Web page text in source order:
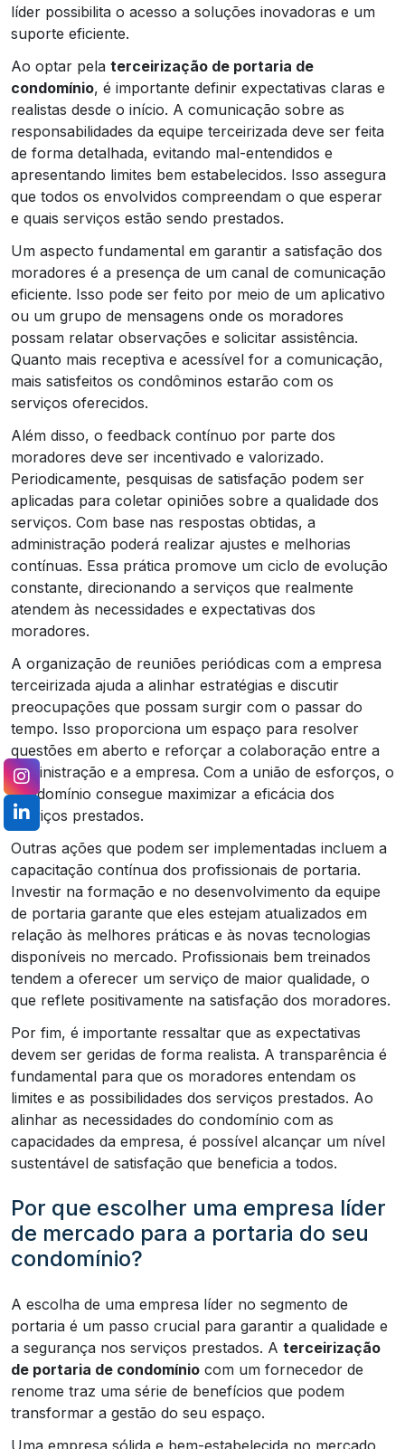
líder possibilita o acesso a soluções inovadoras e um
suporte eficiente.
Ao optar pela terceirização de portaria de
condomínio, é importante definir expectativas claras e
realistas desde o início. A comunicação sobre as
responsabilidades da equipe terceirizada deve ser feita
de forma detalhada, evitando mal-entendidos e
apresentando limites bem estabelecidos. Isso assegura
que todos os envolvidos compreendam o que esperar
e quais serviços estão sendo prestados.
Um aspecto fundamental em garantir a satisfação dos
moradores é a presença de um canal de comunicação
eficiente. Isso pode ser feito por meio de um aplicativo
ou um grupo de mensagens onde os moradores
possam relatar observações e solicitar assistência.
Quanto mais receptiva e acessível for a comunicação,
mais satisfeitos os condôminos estarão com os
serviços oferecidos.
Além disso, o feedback contínuo por parte dos
moradores deve ser incentivado e valorizado.
Periodicamente, pesquisas de satisfação podem ser
aplicadas para coletar opiniões sobre a qualidade dos
serviços. Com base nas respostas obtidas, a
administração poderá realizar ajustes e melhorias
contínuas. Essa prática promove um ciclo de evolução
constante, direcionando a serviços que realmente
atendem às necessidades e expectativas dos
moradores.
A organização de reuniões periódicas com a empresa
terceirizada ajuda a alinhar estratégias e discutir
preocupações que possam surgir com o passar do
tempo. Isso proporciona um espaço para resolver
questões em aberto e reforçar a colaboração entre a
administração e a empresa. Com a união de esforços, o
condomínio consegue maximizar a eficácia dos
serviços prestados.
Outras ações que podem ser implementadas incluem a
capacitação contínua dos profissionais de portaria.
Investir na formação e no desenvolvimento da equipe
de portaria garante que eles estejam atualizados em
relação às melhores práticas e às novas tecnologias
disponíveis no mercado. Profissionais bem treinados
tendem a oferecer um serviço de maior qualidade, o
que reflete positivamente na satisfação dos moradores.
Por fim, é importante ressaltar que as expectativas
devem ser geridas de forma realista. A transparência é
fundamental para que os moradores entendam os
limites e as possibilidades dos serviços prestados. Ao
alinhar as necessidades do condomínio com as
capacidades da empresa, é possível alcançar um nível
sustentável de satisfação que beneficia a todos.
Por que escolher uma empresa líder
de mercado para a portaria do seu
condomínio?
A escolha de uma empresa líder no segmento de
portaria é um passo crucial para garantir a qualidade e
a segurança nos serviços prestados. A terceirização
de portaria de condomínio com um fornecedor de
renome traz uma série de benefícios que podem
transformar a gestão do seu espaço.
Uma empresa sólida e bem-estabelecida no mercado